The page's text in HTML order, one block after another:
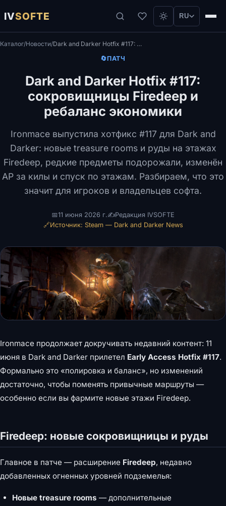
IVSOFTE RU
Каталог/Новости/
Dark and Darker Hotfix #117: сокровищницы Firedeep и ребаланс экономики
🔄ПАТЧ
Dark and Darker Hotfix #117:
сокровищницы Firedeep и
ребаланс экономики
Ironmace выпустила хотфикс #117 для Dark and
Darker: новые treasure rooms и руды на этажах
Firedeep, редкие предметы подорожали, изменён
AP за килы и спуск по этажам. Разбираем, что это
значит для игроков и владельцев софта.
📅11 июня 2026 г.✍️Редакция IVSOFTE
🔗Источник: Steam — Dark and Darker News
Ironmace продолжает докручивать недавний контент: 11
июня в Dark and Darker прилетел Early Access Hotfix #117.
Формально это «полировка и баланс», но изменений
достаточно, чтобы поменять привычные маршруты —
особенно если вы фармите новые этажи Firedeep.
Firedeep: новые сокровищницы и руды
Главное в патче — расширение Firedeep, недавно
добавленных огненных уровней подземелья:
Новые treasure rooms — дополнительные